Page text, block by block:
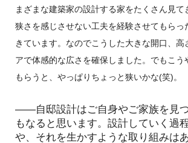
まざまな建築家の設計する家をたくさん見て
狭さを感じさせない工夫を経験させてもらっ
きています。なのでこうした大きな開口、高
アで体感的な広さを確保しました。でもこう
もらうと、やっぱりちょっと狭いかな(笑)。
――自邸設計はご自身やご家族を見
もなると思います。設計していく過
や、それを生かすような取り組みは